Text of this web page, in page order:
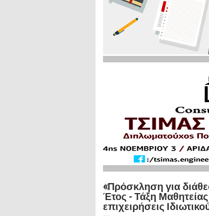
«Πρόσκληση για
Έτος - Τάξη
επιχειρήσεις